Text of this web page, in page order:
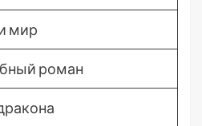
мир
роман